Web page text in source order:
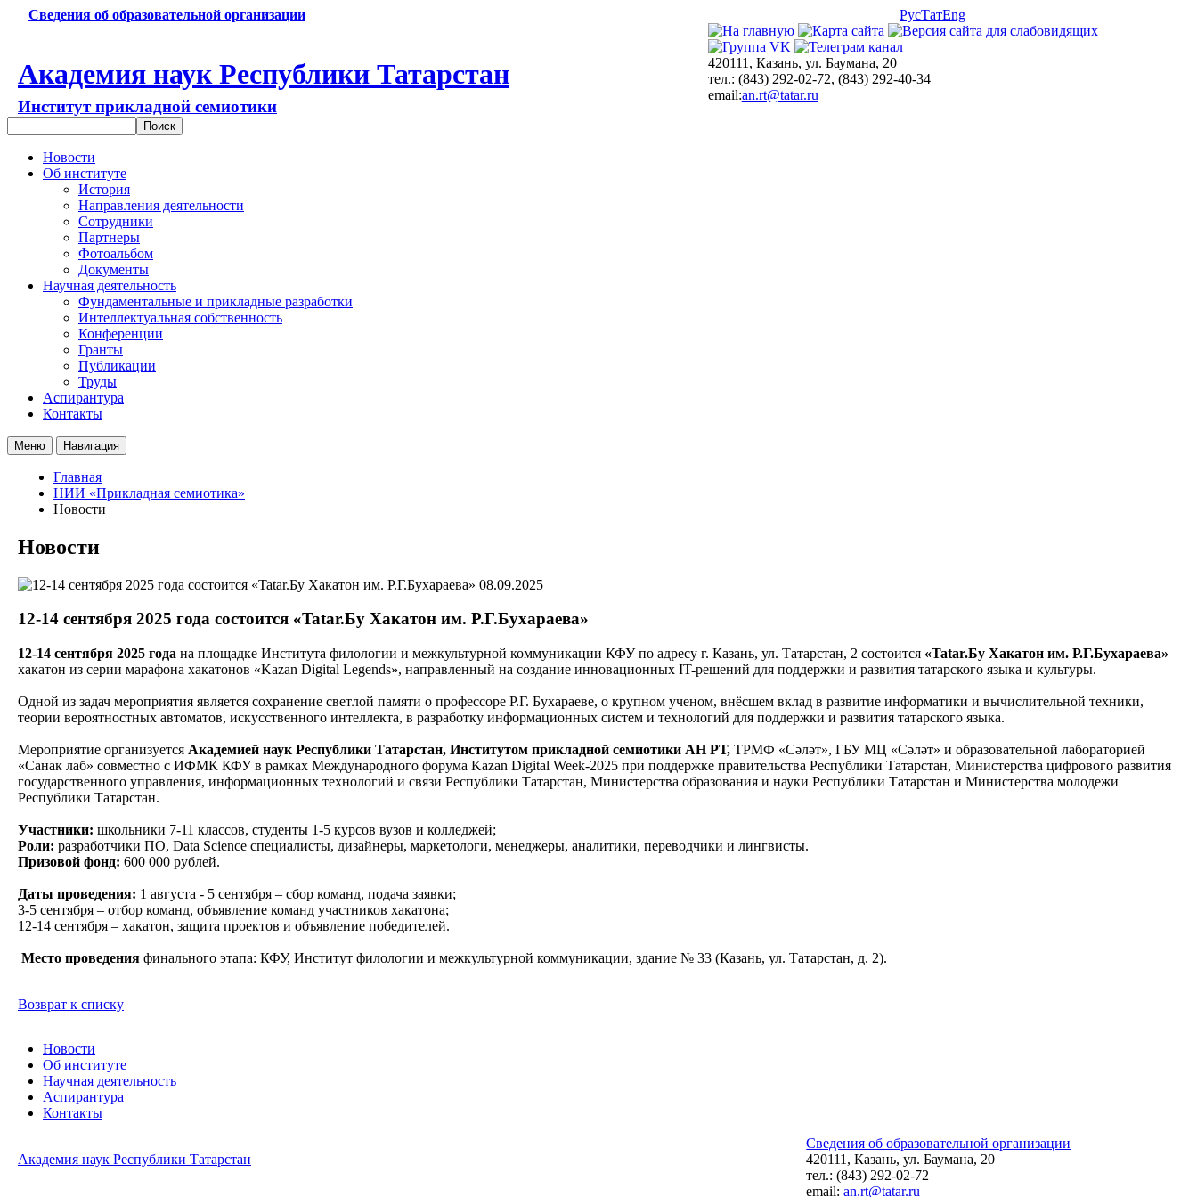
Сведения об образовательной организации РусТатEng
Академия наук Республики Татарстан
Институт прикладной семиотики
420111, Казань, ул. Баумана, 20
тел.: (843) 292-02-72, (843) 292-40-34
email:an.rt@tatar.ru
Новости
Об институте
История
Направления деятельности
Сотрудники
Партнеры
Фотоальбом
Документы
Научная деятельность
Фундаментальные и прикладные разработки
Интеллектуальная собственность
Конференции
Гранты
Публикации
Труды
Аспирантура
Контакты
Меню Навигация
Главная
НИИ «Прикладная семиотика»
Новости
Новости
08.09.2025
12-14 сентября 2025 года состоится «Tatar.Бу Хакатон им. Р.Г.Бухараева»
12-14 сентября 2025 года на площадке Института филологии и межкультурной коммуникации КФУ по адресу г. Казань, ул. Татарстан, 2 состоится «Tatar.Бу Хакатон им. Р.Г.Бухараева» –
хакатон из серии марафона хакатонов «Kazan Digital Legends», направленный на создание инновационных IT-решений для поддержки и развития татарского языка и культуры.
Одной из задач мероприятия является сохранение светлой памяти о профессоре Р.Г. Бухараеве, о крупном ученом, внёсшем вклад в развитие информатики и вычислительной техники,
теории вероятностных автоматов, искусственного интеллекта, в разработку информационных систем и технологий для поддержки и развития татарского языка.
Мероприятие организуется Академией наук Республики Татарстан, Институтом прикладной семиотики АН РТ, ТРМФ «Сәләт», ГБУ МЦ «Сәләт» и образовательной лабораторией
«Санак лаб» совместно с ИФМК КФУ в рамках Международного форума Kazan Digital Week-2025 при поддержке правительства Республики Татарстан, Министерства цифрового развития
государственного управления, информационных технологий и связи Республики Татарстан, Министерства образования и науки Республики Татарстан и Министерства молодежи
Республики Татарстан.
Участники: школьники 7-11 классов, студенты 1-5 курсов вузов и колледжей;
Роли: разработчики ПО, Data Science специалисты, дизайнеры, маркетологи, менеджеры, аналитики, переводчики и лингвисты.
Призовой фонд: 600 000 рублей.
Даты проведения: 1 августа - 5 сентября – сбор команд, подача заявки;
3-5 сентября – отбор команд, объявление команд участников хакатона;
12-14 сентября – хакатон, защита проектов и объявление победителей.
Место проведения финального этапа: КФУ, Институт филологии и межкультурной коммуникации, здание № 33 (Казань, ул. Татарстан, д. 2).
Возврат к списку
Новости
Об институте
Научная деятельность
Аспирантура
Контакты
Академия наук Республики Татарстан
Сведения об образовательной организации
420111, Казань, ул. Баумана, 20
тел.: (843) 292-02-72
email:an.rt@tatar.ru